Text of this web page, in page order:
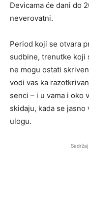
Devicama će dani do
neverovatni.
Period koji se otvara
sudbine, trenutke koji
ne mogu ostati
vodi vas ka
senci – i u vama i oko
skidaju, kada se
ulogu.